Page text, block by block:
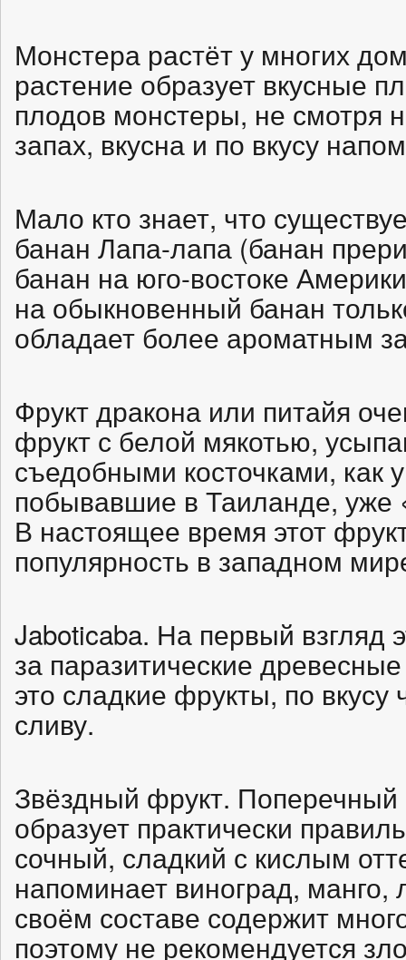
Монстера растёт у многих
растение образует вкусные
плодов монстеры, не смотря
запах, вкусна и по вкусу
Мало кто знает, что
банан Лапа-лапа (банан
банан на юго-востоке
на обыкновенный банан
обладает более ароматным
Фрукт дракона или питайя
фрукт с белой мякотью,
съедобными косточками, как
побывавшие в Таиланде, уже
В настоящее время этот
популярность в западном
Jaboticaba. На первый взгляд
за паразитические
это сладкие фрукты, по
сливу.
Звёздный фрукт. Поперечный
образует практически
сочный, сладкий с кислым
напоминает виноград,
своём составе содержит
поэтому не рекомендуется